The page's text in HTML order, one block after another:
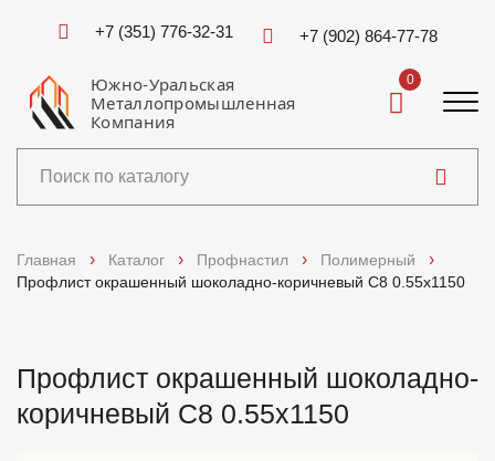
+7 (351) 776-32-31 +7 (902) 864-77-78
Южно-Уральская
Металлопромышленная
Компания
0
Доставка и оплата
Главная Каталог Профнастил
Полимерный
Профлист окрашенный шоколадно-коричневый C8 0.55x1150
Профлист окрашенный шоколадно-
коричневый C8 0.55x1150